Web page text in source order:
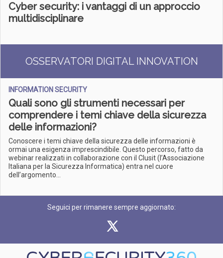
Cyber security: i vantaggi di un approccio
multidisciplinare
OSSERVATORI DIGITAL INNOVATION
INFORMATION SECURITY
Quali sono gli strumenti necessari per
comprendere i temi chiave della sicurezza
delle informazioni?
Conoscere i temi chiave della sicurezza delle informazioni è
ormai una esigenza imprescindibile. Questo percorso, fatto da
webinar realizzati in collaborazione con il Clusit (l’Associazione
Italiana per la Sicurezza Informatica) entra nel cuore
dell’argomento...
Seguici per rimanere sempre aggiornato: